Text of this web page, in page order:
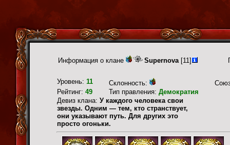
Информация о клане Supernova[11]
Уровень: 11 Склонность:
Рейтинг: 49 Тип правления: Демократия
Девиз клана: У каждого человека свои
звезды. Одним — тем, кто странствует,
они указывают путь. Для других это
просто огоньки.